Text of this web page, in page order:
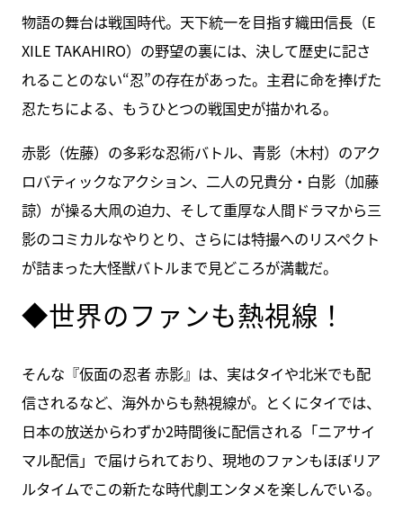
物語の舞台は戦国時代。天下統一を目指す織田信長（E
XILE TAKAHIRO）の野望の裏には、決して歴史に記さ
れることのない“忍”の存在があった。主君に命を捧げた
忍たちによる、もうひとつの戦国史が描かれる。
赤影（佐藤）の多彩な忍術バトル、青影（木村）のアク
ロバティックなアクション、二人の兄貴分・白影（加藤
諒）が操る大凧の迫力、そして重厚な人間ドラマから三
影のコミカルなやりとり、さらには特撮へのリスペクト
が詰まった大怪獣バトルまで見どころが満載だ。
◆世界のファンも熱視線！
そんな『仮面の忍者 赤影』は、実はタイや北米でも配
信されるなど、海外からも熱視線が。とくにタイでは、
日本の放送からわずか2時間後に配信される「ニアサイ
マル配信」で届けられており、現地のファンもほぼリア
ルタイムでこの新たな時代劇エンタメを楽しんでいる。